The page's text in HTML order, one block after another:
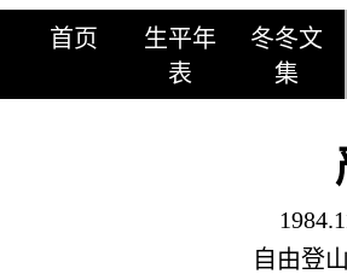
首页
生平年
表
冬冬文
集
自由登